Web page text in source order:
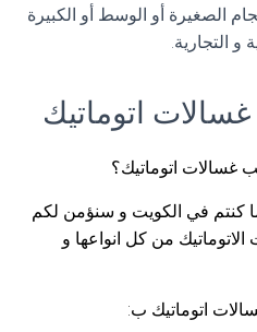
الصغيرة أو الوسط أو الكبيرة
التجارية.
اتوماتيك
اتوماتيك؟
كنتم في الكويت و سنؤمن لكم
من كل انواعها و
اتوماتيك ب: